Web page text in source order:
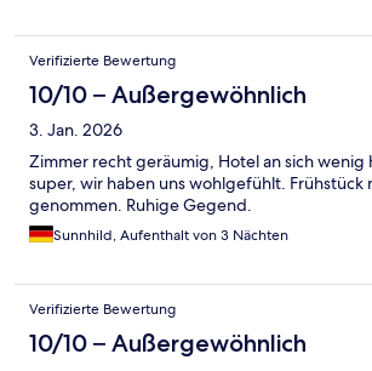
Verifizierte Bewertung
10/10 – Außergewöhnlich
3. Jan. 2026
Zimmer recht geräumig, Hotel an sich wenig
super, wir haben uns wohlgefühlt. Frühstück
genommen. Ruhige Gegend.
Sunnhild, Aufenthalt von 3 Nächten
Verifizierte Bewertung
10/10 – Außergewöhnlich